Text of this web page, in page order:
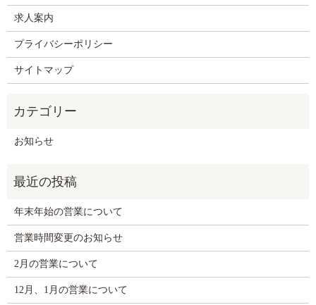
求人案内
プライバシーポリシー
サイトマップ
お知らせ
年末年始の営業について
営業時間変更のお知らせ
2月の営業について
12月、1月の営業について